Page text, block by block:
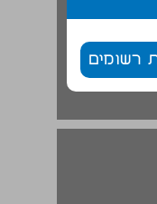
רשומים